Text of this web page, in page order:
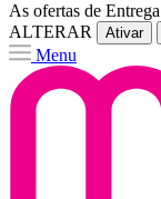
As ofertas de
ALTERAR
Ativar
Menu